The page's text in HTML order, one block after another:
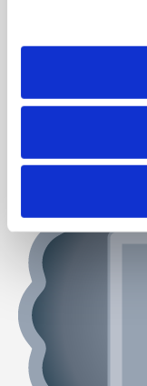
tonen. Je kunt je
intrekken via
lijst met cookies is
Actiepagina